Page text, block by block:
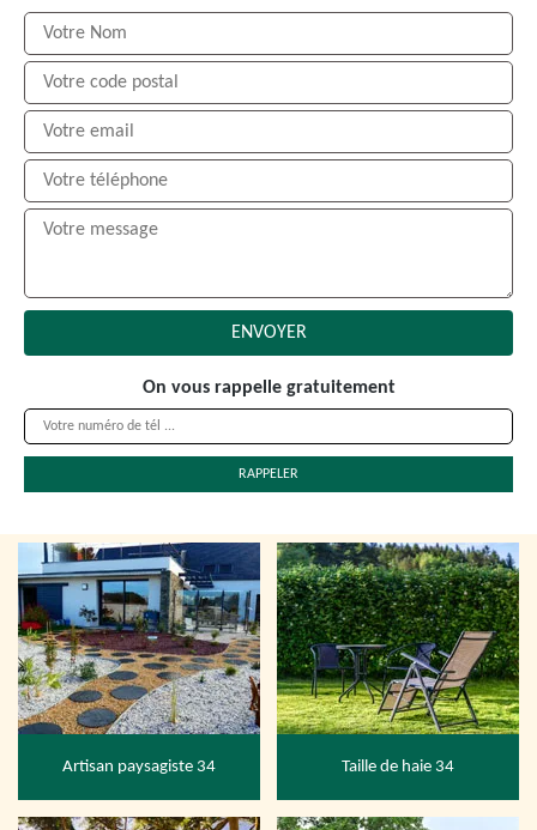
On vous rappelle gratuitement
Artisan paysagiste 34 Taille de haie 34